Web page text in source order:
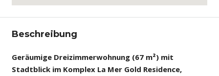
Beschreibung
Geräumige Dreizimmerwohnung (67 m²) mit
Stadtblick im Komplex La Mer Gold Residence,